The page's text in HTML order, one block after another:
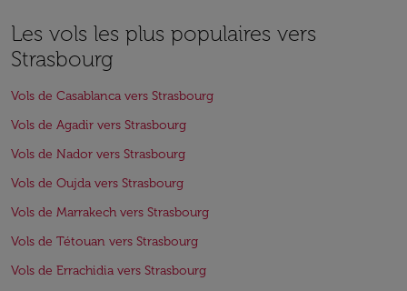
Les vols les plus populaires vers
Strasbourg
Vols de Casablanca vers Strasbourg
Vols de Agadir vers Strasbourg
Vols de Nador vers Strasbourg
Vols de Oujda vers Strasbourg
Vols de Marrakech vers Strasbourg
Vols de Tétouan vers Strasbourg
Vols de Errachidia vers Strasbourg